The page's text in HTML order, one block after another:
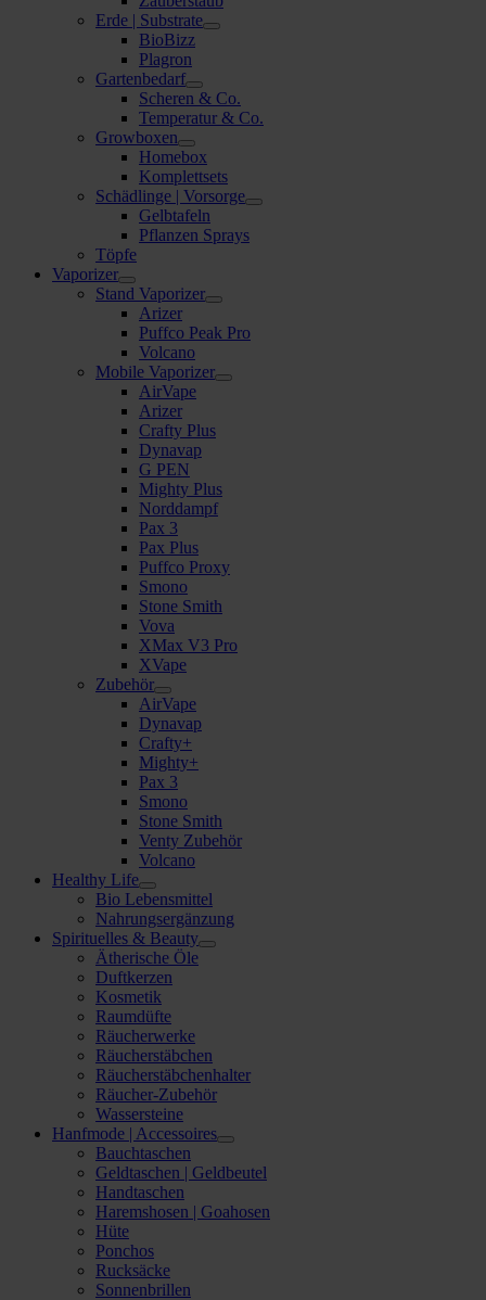
Erde | Substrate
BioBizz
Plagron
Gartenbedarf
Scheren & Co.
Temperatur & Co.
Growboxen
Homebox
Komplettsets
Schädlinge | Vorsorge
Gelbtafeln
Pflanzen Sprays
Töpfe
Vaporizer
Stand Vaporizer
Arizer
Puffco Peak Pro
Volcano
Mobile Vaporizer
AirVape
Arizer
Crafty Plus
Dynavap
G PEN
Mighty Plus
Norddampf
Pax 3
Pax Plus
Puffco Proxy
Smono
Stone Smith
Vova
XMax V3 Pro
XVape
Zubehör
AirVape
Dynavap
Crafty+
Mighty+
Pax 3
Smono
Stone Smith
Venty Zubehör
Volcano
Healthy Life
Bio Lebensmittel
Nahrungsergänzung
Spirituelles & Beauty
Ätherische Öle
Duftkerzen
Kosmetik
Raumdüfte
Räucherwerke
Räucherstäbchen
Räucherstäbchenhalter
Räucher-Zubehör
Wassersteine
Hanfmode | Accessoires
Bauchtaschen
Geldtaschen | Geldbeutel
Handtaschen
Haremshosen | Goahosen
Hüte
Ponchos
Rucksäcke
Sonnenbrillen